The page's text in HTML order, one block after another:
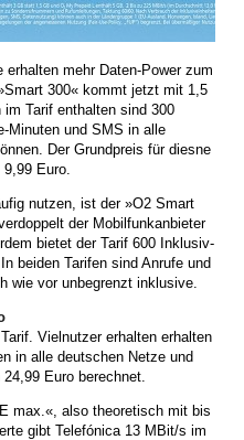
erhalten mehr Daten-Power zum
300« kommt jetzt mit 1,5
Tarif enthalten sind 300
Minuten und SMS in alle
Der Grundpreis für diesne
Euro.
nutzen, ist der »O2 Smart
der Mobilfunkanbieter
bietet der Tarif 600 Inklusiv-
beiden Tarifen sind Anrufe und
wie vor unbegrenzt inklusive.
Vielnutzer erhalten erhalten
in alle deutschen Netze und
Euro berechnet.
max.«, also theoretisch mit bis
gibt Telefónica 13 MBit/s im